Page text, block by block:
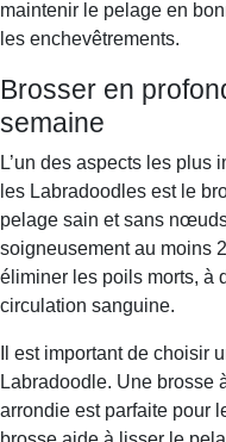
maintenir le pelage en
les enchevêtrements.
Brosser en
semaine
L’un des aspects les plus
les Labradoodles est le
pelage sain et sans
soigneusement au moins
éliminer les poils morts, à
circulation sanguine.
Il est important de choisir
Labradoodle. Une brosse
arrondie est parfaite pour